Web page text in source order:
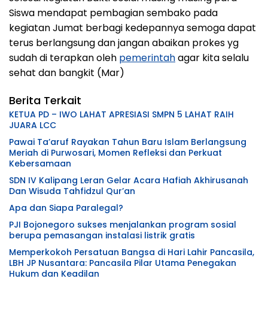
Siswa mendapat pembagian sembako pada
kegiatan Jumat berbagi kedepannya semoga dapat
terus berlangsung dan jangan abaikan prokes yg
sudah di terapkan oleh pemerintahagar kita selalu
sehat dan bangkit (Mar)
Berita Terkait
KETUA PD – IWO LAHAT APRESIASI SMPN 5 LAHAT RAIH
JUARA LCC
Pawai Ta’aruf Rayakan Tahun Baru Islam Berlangsung
Meriah di Purwosari, Momen Refleksi dan Perkuat
Kebersamaan
SDN IV Kalipang Leran Gelar Acara Hafiah Akhirusanah
Dan Wisuda Tahfidzul Qur’an
Apa dan Siapa Paralegal?
PJI Bojonegoro sukses menjalankan program sosial
berupa pemasangan instalasi listrik gratis
Memperkokoh Persatuan Bangsa di Hari Lahir Pancasila,
LBH JP Nusantara: Pancasila Pilar Utama Penegakan
Hukum dan Keadilan